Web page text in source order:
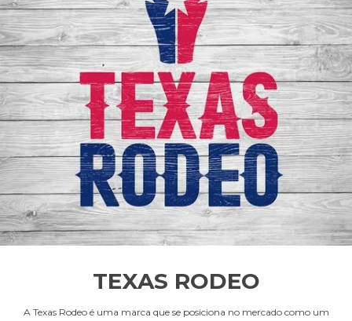
TEXAS RODEO
A Texas Rodeo é uma marca que se posiciona no mercado como um